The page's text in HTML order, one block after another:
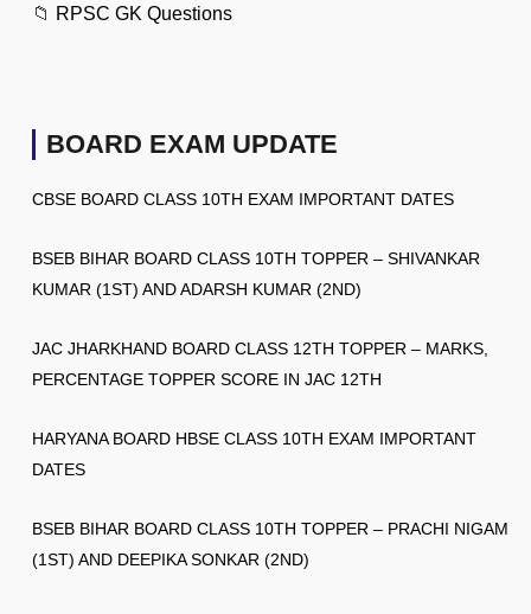
📁 RPSC GK Questions
BOARD EXAM UPDATE
CBSE BOARD CLASS 10TH EXAM IMPORTANT DATES
BSEB BIHAR BOARD CLASS 10TH TOPPER – SHIVANKAR
KUMAR (1ST) AND ADARSH KUMAR (2ND)
JAC JHARKHAND BOARD CLASS 12TH TOPPER – MARKS,
PERCENTAGE TOPPER SCORE IN JAC 12TH
HARYANA BOARD HBSE CLASS 10TH EXAM IMPORTANT
DATES
BSEB BIHAR BOARD CLASS 10TH TOPPER – PRACHI NIGAM
(1ST) AND DEEPIKA SONKAR (2ND)